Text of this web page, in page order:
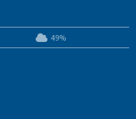
49%